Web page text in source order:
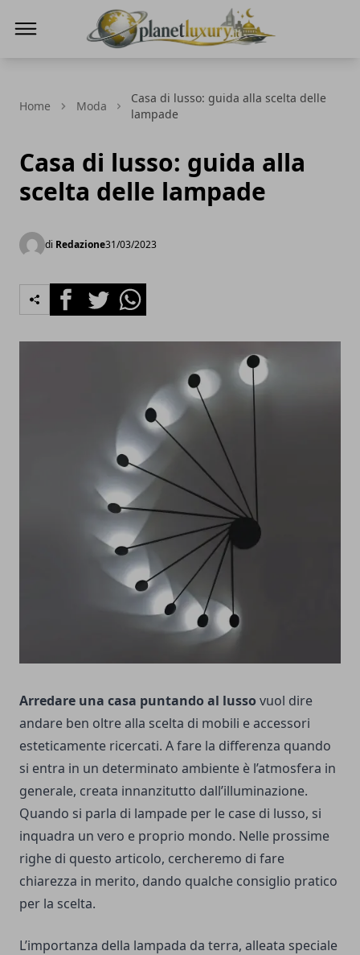
Home Moda
Casa di lusso: guida alla scelta delle
lampade
Casa di lusso: guida alla
scelta delle lampade
di Redazione31/03/2023
FacebookTwitterWhatsapp
Arredare una casa puntando al lusso vuol dire
andare ben oltre alla scelta di mobili e accessori
esteticamente ricercati. A fare la differenza quando
si entra in un determinato ambiente è l’atmosfera in
generale, creata innanzitutto dall’illuminazione.
Quando si parla di lampade per le case di lusso, si
inquadra un vero e proprio mondo. Nelle prossime
righe di questo articolo, cercheremo di fare
chiarezza in merito, dando qualche consiglio pratico
per la scelta.
L’importanza della lampada da terra, alleata speciale